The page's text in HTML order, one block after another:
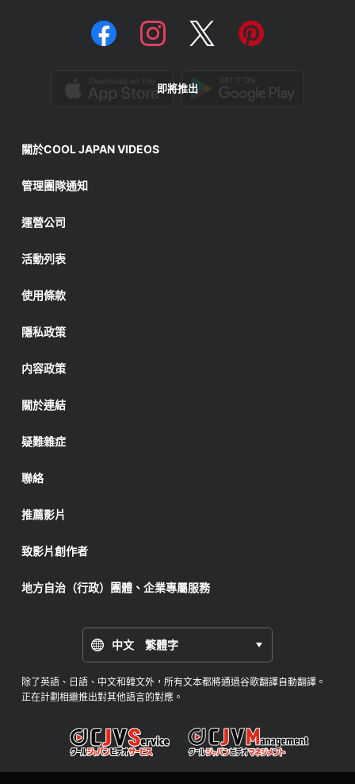
即將推出
關於COOL JAPAN VIDEOS
管理團隊通知
運營公司
活動列表
使用條款
隱私政策
内容政策
關於連結
疑難雜症
聯絡
推薦影片
致影片創作者
地方自治（行政）團體、企業專屬服務
中文 繁體字
除了英語、日語、中文和韓文外，所有文本都將通過谷歌翻譯自動翻譯。
正在計劃相繼推出對其他語言的對應。